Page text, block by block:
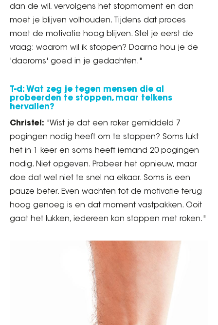
dan de wil, vervolgens het stopmoment en dan
moet je blijven volhouden. Tijdens dat proces
moet de motivatie hoog blijven. Stel je eerst de
vraag: waarom wil ik stoppen? Daarna hou je de
'daaroms' goed in je gedachten."
T-d: Wat zeg je tegen mensen die al
probeerden te stoppen, maar telkens
hervallen?
Christel: "Wist je dat een roker gemiddeld 7
pogingen nodig heeft om te stoppen? Soms lukt
het in 1 keer en soms heeft iemand 20 pogingen
nodig. Niet opgeven. Probeer het opnieuw, maar
doe dat wel niet te snel na elkaar. Soms is een
pauze beter. Even wachten tot de motivatie terug
hoog genoeg is en dat moment vastpakken. Ooit
gaat het lukken, iedereen kan stoppen met roken."